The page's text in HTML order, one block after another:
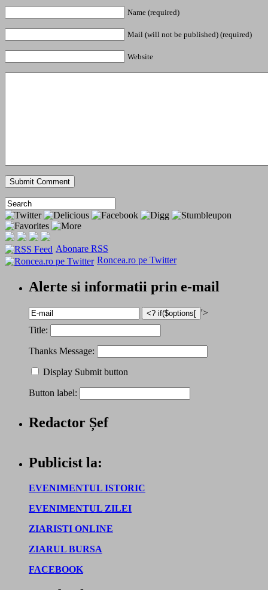
Name (required)
Mail (will not be published) (required)
Website
Abonare RSS
Roncea.ro pe Twitter
Alerte si informatii prin e-mail
'>
Title:
Thanks Message:
Display Submit button
Button label:
Redactor Șef
Publicist la:
EVENIMENTUL ISTORIC
EVENIMENTUL ZILEI
ZIARISTI ONLINE
ZIARUL BURSA
FACEBOOK